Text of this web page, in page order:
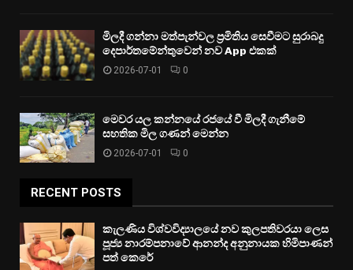
මිලදී ගන්නා මත්පැන්වල ප්‍රමිතිය සෙවීමට සුරාබදු
දෙපාර්තමේන්තුවෙන් නව App එකක්
2026-07-01 0
මෙවර යල කන්නයේ රජයේ වී මිලදී ගැනීමේ
සහතික මිල ගණන් මෙන්න
2026-07-01 0
RECENT POSTS
කැලණිය විශ්වවිද්‍යාලයේ නව කුලපතිවරයා ලෙස
පූජ්‍ය නාරම්පනාවේ ආනන්ද අනුනායක හිමිපාණන්
පත් කෙරේ